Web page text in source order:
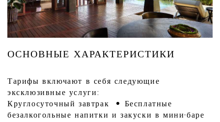
ОСНОВНЫЕ ХАРАКТЕРИСТИКИ
Тарифы включают в себя следующие
эксклюзивные услуги:
Круглосуточный завтрак • Бесплатные
безалкогольные напитки и закуски в мини-баре